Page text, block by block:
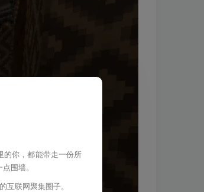
的你，都能带走一份所
围墙。
互联网聚集圈子。